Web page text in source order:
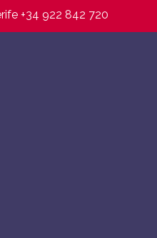
+34 922 842 720